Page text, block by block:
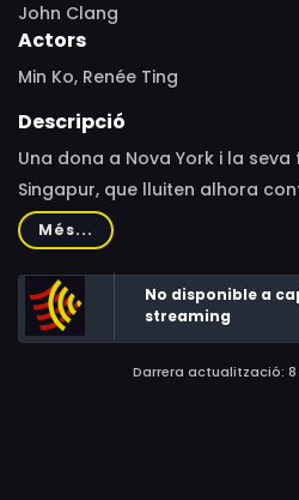
John Clang
Actors
Min Ko, Renée Ting
Descripció
Una dona a Nova York i la
Singapur, que lluiten alhora
l’existencialisme, busquen un
poder superar els pensaments
Més...
No disponible a
streaming
Darrera actualització: